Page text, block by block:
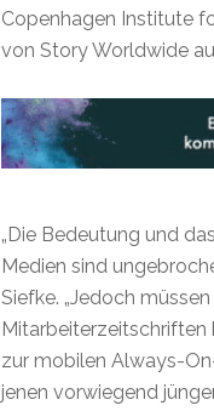
Copenhagen Institute
von Story Worldwide
„Die Bedeutung und
Medien sind
Siefke. „Jedoch
Mitarbeiterzeitschriften
zur mobilen Always-
jenen vorwiegend